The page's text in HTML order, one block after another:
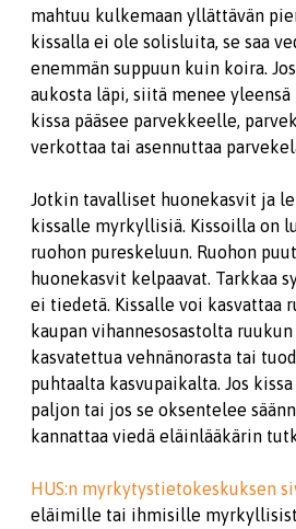
mahtuu kulkemaan yllättävän
kissalla ei ole solisluita, se saa
enemmän suppuun kuin koira.
aukosta läpi, siitä menee
kissa pääsee parvekkeelle,
verkottaa tai asennuttaa
Jotkin tavalliset huonekasvit ja
kissalle myrkyllisiä. Kissoilla on
ruohon pureskeluun. Ruohon
huonekasvit kelpaavat. Tarkkaa
ei tiedetä. Kissalle voi kasvattaa
kaupan vihannesosastolta
kasvatettua vehnänorasta tai
puhtaalta kasvupaikalta. Jos
paljon tai jos se oksentelee
kannattaa viedä eläinlääkärin
HUS:n myrkytystietokeskuksen
eläimille tai ihmisille